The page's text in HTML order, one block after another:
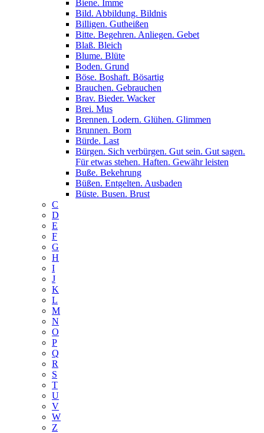
Biene. Imme
Bild. Abbildung. Bildnis
Billigen. Gutheißen
Bitte. Begehren. Anliegen. Gebet
Blaß. Bleich
Blume. Blüte
Boden. Grund
Böse. Boshaft. Bösartig
Brauchen. Gebrauchen
Brav. Bieder. Wacker
Brei. Mus
Brennen. Lodern. Glühen. Glimmen
Brunnen. Born
Bürde. Last
Bürgen. Sich verbürgen. Gut sein. Gut sagen.
Für etwas stehen. Haften. Gewähr leisten
Buße. Bekehrung
Büßen. Entgelten. Ausbaden
Büste. Busen. Brust
C
D
E
F
G
H
I
J
K
L
M
N
O
P
Q
R
S
T
U
V
W
Z